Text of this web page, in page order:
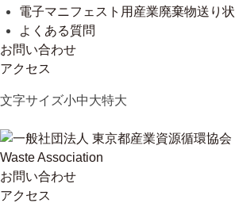
電子マニフェスト用産業廃棄物送り状
よくある質問
お問い合わせ
アクセス
to
文字サイズ小中大特大
一般社団法人 東京都産業資源循環協会
Tokyo Industrial Waste Association
お問い合わせ
アクセス